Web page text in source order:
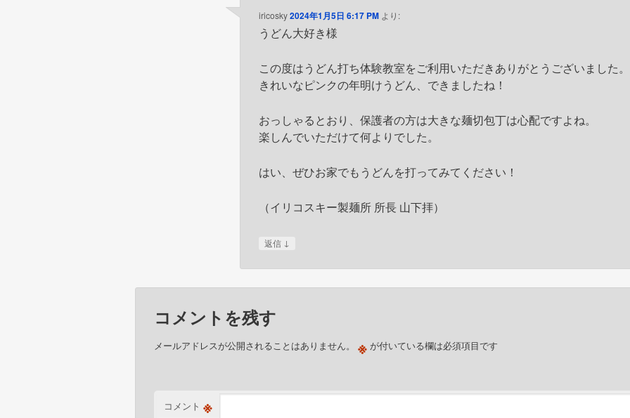
iricosky2024年1月5日 6:17 PM より:
うどん大好き様
この度はうどん打ち体験教室をご利用いただきありがとうございました。
きれいなピンクの年明けうどん、できましたね！
おっしゃるとおり、保護者の方は大きな麺切包丁は心配ですよね。
楽しんでいただけて何よりでした。
はい、ぜひお家でもうどんを打ってみてください！
（イリコスキー製麺所 所長 山下拝）
返信 ↓
コメントを残す
メールアドレスが公開されることはありません。 ※ が付いている欄は必須項目です
コメント ※